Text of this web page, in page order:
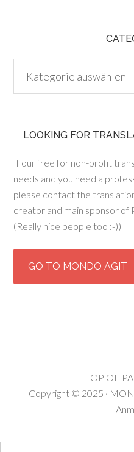
LOOKING FOR
If our free for non-profit
needs and you need a
please contact the
creator and main sponsor of
(Really nice people too :-))
GO TO MONDO AGIT
TOP OF
Copyright © 2025 ·